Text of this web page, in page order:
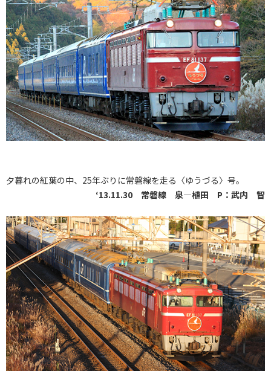
夕暮れの紅葉の中、25年ぶりに常磐線を走る〈ゆうづる〉号。
‘13.11.30 常磐線 泉―植田 P：武内 智